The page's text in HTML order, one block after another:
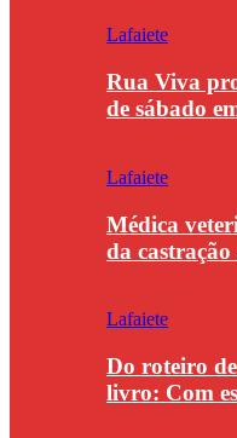
Lafaiete
Rua Viva
de sábado
Lafaiete
Médica
da
Lafaiete
Do roteiro
livro: Com